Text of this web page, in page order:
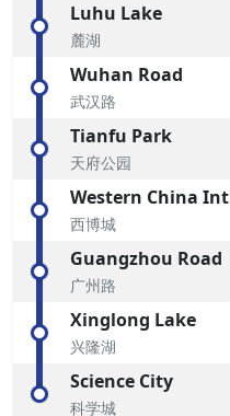
Luhu Lake
麓湖
Wuhan Road
武汉路
Tianfu Park
天府公园
Western China
西博城
Guangzhou Road
广州路
Xinglong Lake
兴隆湖
Science City
科学城